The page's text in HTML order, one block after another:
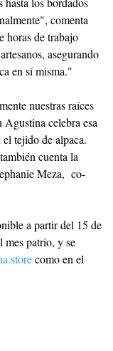
comenta
horas de trabajo
asegurando
en sí misma."
nuestras raíces
celebra esa
tejido de alpaca.
cuenta la
Meza, co-
a partir del 15 de
mes patrio, y se
como en el